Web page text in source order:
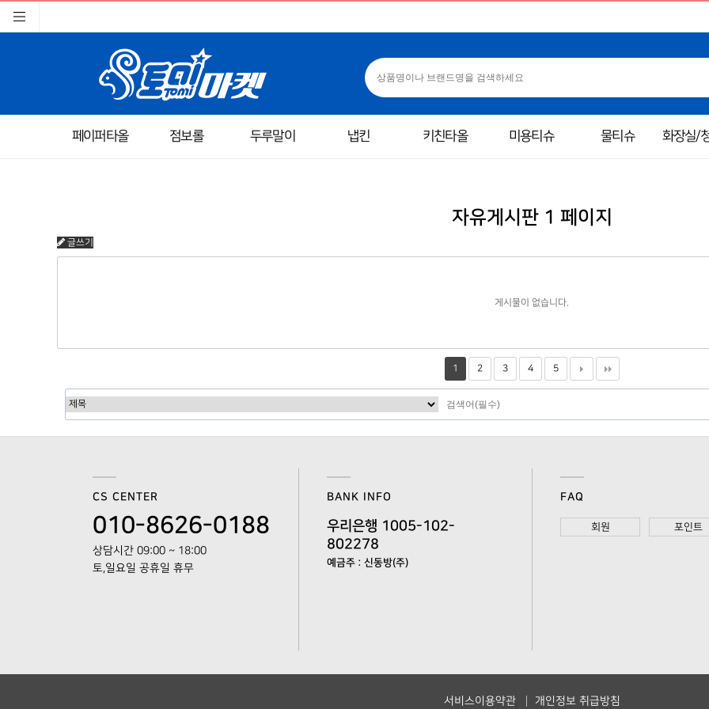
페이퍼타올 점보롤 두루말이 냅킨 키친타올 미용티슈 물티슈 화장실/
자유게시판 1 페이지
글쓰기
게시물이 없습니다.
1 2 3 4 5
CS CENTER
010-8626-0188
상담시간 09:00 ~ 18:00
토,일요일 공휴일 휴무
BANK INFO
우리은행 1005-102-
802278
예금주 : 신동방(주)
FAQ
회원 포인트
서비스이용약관 개인정보 취급방침